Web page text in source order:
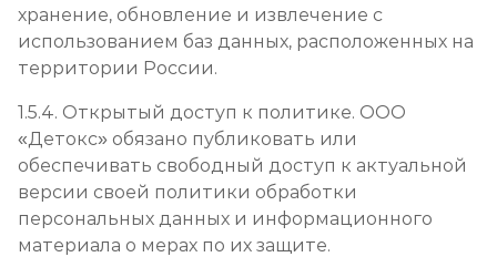
хранение, обновление и извлечение с
использованием баз данных, расположенных на
территории России.
1.5.4. Открытый доступ к политике. ООО
«Детокс» обязано публиковать или
обеспечивать свободный доступ к актуальной
версии своей политики обработки
персональных данных и информационного
материала о мерах по их защите.